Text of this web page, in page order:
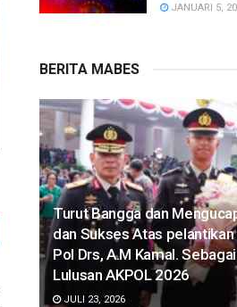
JANUARI 5,
BERITA MABES
Turut Bangga dan
dan Sukses Atas
Pol Drs, A.M Kamal.
Lulusan AKPOL 2026
JULI 23, 2026